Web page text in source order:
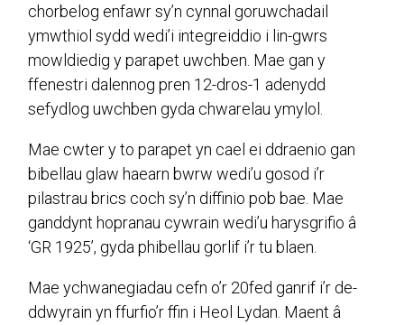
chorbelog enfawr sy’n cynnal goruwchadail
ymwthiol sydd wedi’i integreiddio i lin-gwrs
mowldiedig y parapet uwchben. Mae gan y
ffenestri dalennog pren 12-dros-1 adenydd
sefydlog uwchben gyda chwarelau ymylol.
Mae cwter y to parapet yn cael ei ddraenio gan
bibellau glaw haearn bwrw wedi’u gosod i’r
pilastrau brics coch sy’n diffinio pob bae. Mae
ganddynt hopranau cywrain wedi’u harysgrifio â
‘GR 1925’, gyda phibellau gorlif i’r tu blaen.
Mae ychwanegiadau cefn o’r 20fed ganrif i’r de-
ddwyrain yn ffurfio’r ffin i Heol Lydan. Maent â